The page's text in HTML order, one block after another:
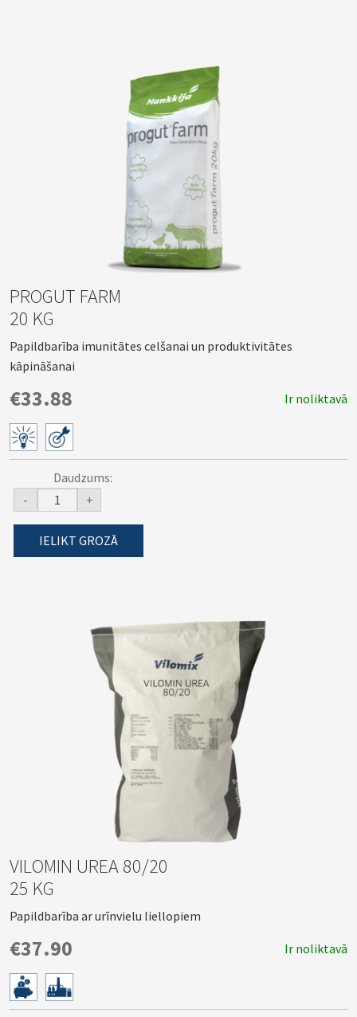
PROGUT FARM
20 KG
Papildbarība imunitātes celšanai un produktivitātes
kāpināšanai
€33.88 Ir noliktavā
Daudzums:
-
+
IELIKT GROZĀ
VILOMIN UREA 80/20
25 KG
Papildbarība ar urīnvielu liellopiem
€37.90 Ir noliktavā